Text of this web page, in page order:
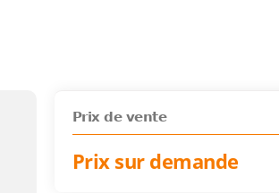
Prix de vente
Prix sur demande